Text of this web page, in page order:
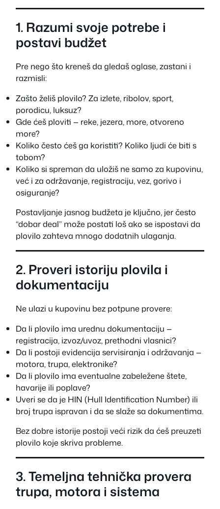
1. Razumi svoje potrebe i
postavi budžet
Pre nego što kreneš da gledaš oglase, zastani i
razmisli:
Zašto želiš plovilo? Za izlete, ribolov, sport,
porodicu, luksuz?
Gde ćeš ploviti — reke, jezera, more, otvoreno
more?
Koliko često ćeš ga koristiti? Koliko ljudi će biti s
tobom?
Koliko si spreman da uložiš ne samo za kupovinu,
već i za održavanje, registraciju, vez, gorivo i
osiguranje?
Postavljanje jasnog budžeta je ključno, jer često
“dobar deal” može postati loš ako se ispostavi da
plovilo zahteva mnogo dodatnih ulaganja.
2. Proveri istoriju plovila i
dokumentaciju
Ne ulazi u kupovinu bez potpune provere:
Da li plovilo ima urednu dokumentaciju —
registracija, izvoz/uvoz, prethodni vlasnici?
Da li postoji evidencija servisiranja i održavanja —
motora, trupa, elektronike?
Da li plovilo ima eventualne zabeležene štete,
havarije ili poplave?
Uveri se da je HIN (Hull Identification Number) ili
broj trupa ispravan i da se slaže sa dokumentima.
Bez dobre istorije postoji veći rizik da ćeš preuzeti
plovilo koje skriva probleme.
3. Temeljna tehnička provera
trupa, motora i sistema